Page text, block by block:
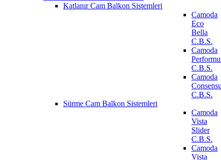
Katlanır Cam Balkon Sistemleri
Camoda
Eco
Bella
C.B.S.
Camoda
C.B.S.
Camoda
C.B.S.
Sürme Cam Balkon Sistemleri
Camoda
Vista
Slider
C.B.S.
Camoda
Vista